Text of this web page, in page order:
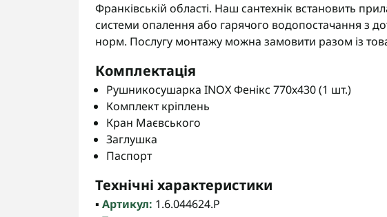
Франківській області. Наш сантехнік встановить
системи опалення або гарячого водопостачання з
норм. Послугу монтажу можна замовити разом із
Комплектація
Рушникосушарка INOX Фенікс 770х430 (1 шт.)
Комплект кріплень
Кран Маєвського
Заглушка
Паспорт
Технічні характеристики
▪️ Артикул: 1.6.044624.P